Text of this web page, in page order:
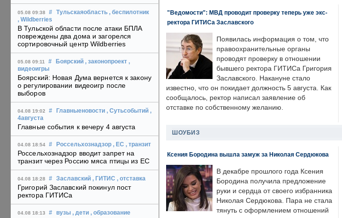
05.08 09:38 # Тульскаяобласть , беспилотник
, Wildberries
В Тульской области после атаки БПЛА
повреждены два дома и загорелся
сортировочный центр Wildberries
05.08 09:11 # Боярский , законопроект ,
видеоигры
Боярский: Новая Дума вернется к закону
о регулировании видеоигр после
выборов
04.08 19:02 # Главныеновости , Сутьсобытий ,
4августа
Главные события к вечеру 4 августа
04.08 18:54 # Россельхознадзор , ЕС , транзит
Россельхознадзор вводит запрет на
транзит через Россию мяса птицы из ЕС
04.08 18:28 # Заславский , ГИТИС , отставка
Григорий Заславский покинул пост
ректора ГИТИСа
04.08 18:13 # вузы , дети , образование
"Ведомости": МВД проводит проверку теперь уже экс-
ректора ГИТИСа Заславского
Появилась информация о том, что
правоохранительные органы
проводят проверку в отношении
бывшего ректора ГИТИСа Григория
Заславского. Накануне стало
известно, что он покидает должность 5 августа. Как
сообщалось, ректор написал заявление об
отставке по собственному желанию.
ШОУБИЗ
Ксения Бородина вышла замуж за Николая Сердюкова
В декабре прошлого года Ксения
Бородина получила предложение
руки и сердца от своего избранника
Николая Сердюкова. Пара не стала
тянуть с оформлением отношений